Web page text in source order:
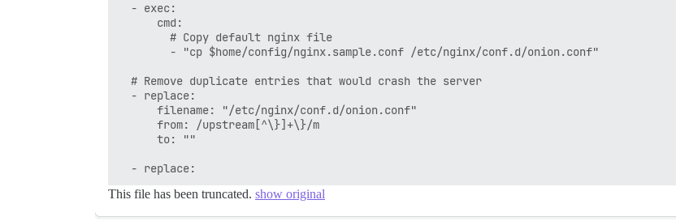
  - exec:
      cmd:
        # Copy default nginx file
        - "cp $home/config/nginx.sample.conf /etc/nginx/conf.d/onion.conf"
  # Remove duplicate entries that would crash the server
  - replace:
      filename: "/etc/nginx/conf.d/onion.conf"
      from: /upstream[^\}]+\}/m
      to: ""
This file has been truncated. show original